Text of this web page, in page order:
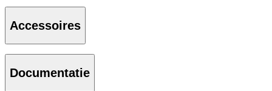
Accessoires
Documentatie